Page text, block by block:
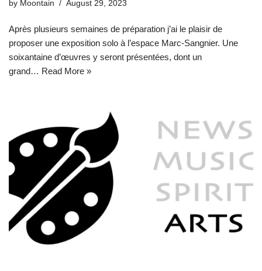
by Moontain August 29, 2023
Après plusieurs semaines de préparation j’ai le plaisir de
proposer une exposition solo à l’espace Marc-Sangnier. Une
soixantaine d’œuvres y seront présentées, dont un
grand… Read More »